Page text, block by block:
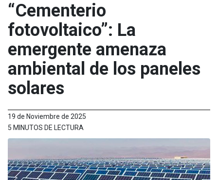
“Cementerio
fotovoltaico”: La
emergente amenaza
ambiental de los paneles
solares
19 de Noviembre de 2025
5 MINUTOS DE LECTURA